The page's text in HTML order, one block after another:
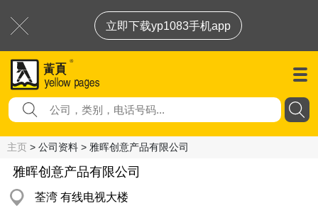
立即下载yp1083手机app
主页 > 公司资料 > 雅晖创意产品有限公司
雅晖创意产品有限公司
荃湾 有线电视大楼